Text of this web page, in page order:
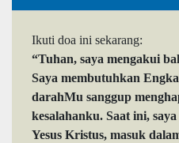
Ikuti doa ini sekarang:
“Tuhan, saya mengakui
Saya membutuhkan
darahMu sanggup
kesalahanku. Saat ini,
Yesus Kristus, masuk